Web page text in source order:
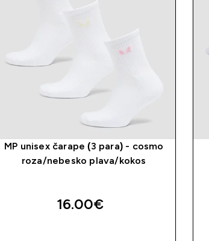
MP unisex čarape (3 para) - cosmo
roza/nebesko plava/kokos
16.00€‎